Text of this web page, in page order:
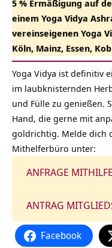
5 % Ermäßigung auf
einem Yoga Vidya
vereinseigenen Yoga
Köln, Mainz, Essen,
Yoga Vidya ist definitiv
im laubknisternden
und Fülle zu genießen.
Hand, die gerne mit
goldrichtig. Melde dich
Mithelferbüro unter:
ANFRAGE
ANTRAG
Facebook